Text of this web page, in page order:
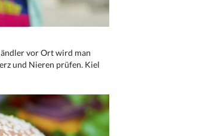
vor Ort wird man
und Nieren prüfen. Kiel